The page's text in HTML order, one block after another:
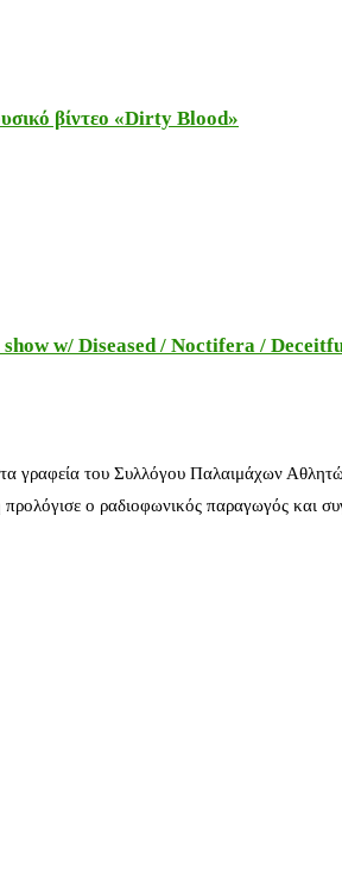
βίντεο «Dirty Blood»
w/ Diseased / Noctifera /
γραφεία του Συλλόγου Παλαιμάχων
ο ραδιοφωνικός παραγωγός και